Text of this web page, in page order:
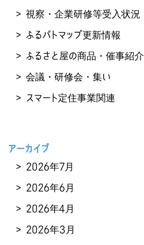
視察・企業研修等受入状況
ふるパトマップ更新情報
ふるさと屋の商品・催事紹介
会議・研修会・集い
スマート定住事業関連
アーカイブ
2026年7月
2026年6月
2026年4月
2026年3月